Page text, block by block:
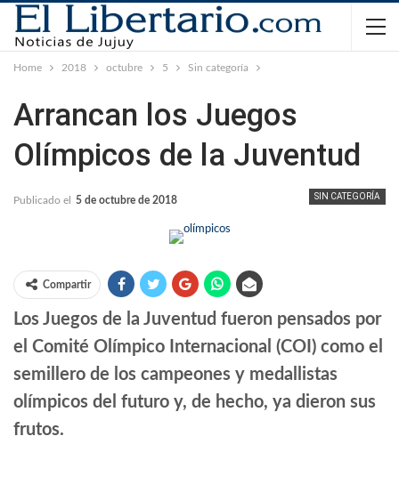
Home 2018 octubre 5 Sin categoría
Arrancan los Juegos
Olímpicos de la Juventud
SIN CATEGORÍA
Publicado el 5 de octubre de 2018
Compartir
Los Juegos de la Juventud fueron pensados por
el Comité Olímpico Internacional (COI) como el
semillero de los campeones y medallistas
olímpicos del futuro y, de hecho, ya dieron sus
frutos.